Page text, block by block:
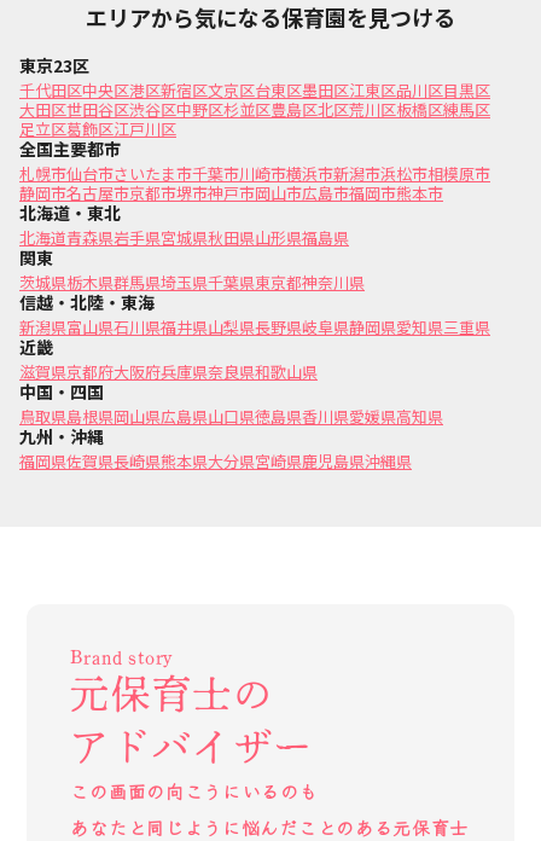
エリアから気になる保育園を見つける
東京23区
千代田区中央区港区新宿区文京区台東区墨田区江東区品川区目黒区
大田区世田谷区渋谷区中野区杉並区豊島区北区荒川区板橋区練馬区
足立区葛飾区江戸川区
全国主要都市
札幌市仙台市さいたま市千葉市川崎市横浜市新潟市浜松市相模原市
静岡市名古屋市京都市堺市神戸市岡山市広島市福岡市熊本市
北海道・東北
北海道青森県岩手県宮城県秋田県山形県福島県
関東
茨城県栃木県群馬県埼玉県千葉県東京都神奈川県
信越・北陸・東海
新潟県富山県石川県福井県山梨県長野県岐阜県静岡県愛知県三重県
近畿
滋賀県京都府大阪府兵庫県奈良県和歌山県
中国・四国
鳥取県島根県岡山県広島県山口県徳島県香川県愛媛県高知県
九州・沖縄
福岡県佐賀県長崎県熊本県大分県宮崎県鹿児島県沖縄県
Brand story
元保育士の
アドバイザー
この画面の向こうにいるのも
あなたと同じように悩んだことのある元保育士